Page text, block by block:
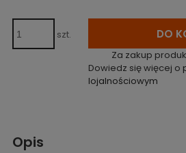
szt. DO
Za zakup
Dowiedz się więcej o
lojalnościowym
Opis